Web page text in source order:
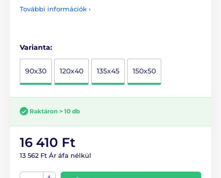
További információk ›
Varianta:
90x30 120x40 135x45 150x50
Raktáron > 10 db
16 410 Ft
13 562 Ft Ár áfa nélkül